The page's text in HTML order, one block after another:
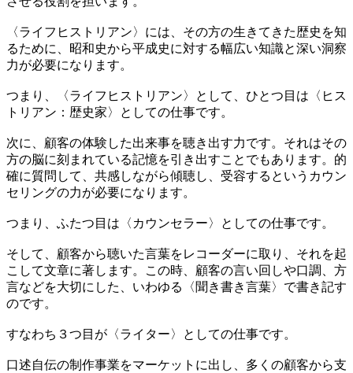
〈ライフヒストリアン〉には、その方の生きてきた歴史を知
るために、昭和史から平成史に対する幅広い知識と深い洞察
力が必要になります。
つまり、〈ライフヒストリアン〉として、ひとつ目は〈ヒス
トリアン：歴史家〉としての仕事です。
次に、顧客の体験した出来事を聴き出す力です。それはその
方の脳に刻まれている記憶を引き出すことでもあります。的
確に質問して、共感しながら傾聴し、受容するというカウン
セリングの力が必要になります。
つまり、ふたつ目は〈カウンセラー〉としての仕事です。
そして、顧客から聴いた言葉をレコーダーに取り、それを起
こして文章に著します。この時、顧客の言い回しや口調、方
言などを大切にした、いわゆる〈聞き書き言葉〉で書き記す
のです。
すなわち３つ目が〈ライター〉としての仕事です。
口述自伝の制作事業をマーケットに出し、多くの顧客から支